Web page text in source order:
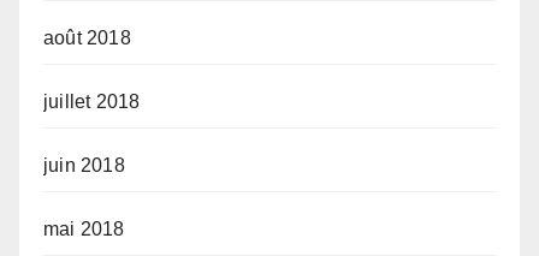
août 2018
juillet 2018
juin 2018
mai 2018